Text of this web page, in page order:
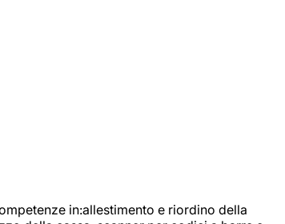
in:allestimento e riordino della